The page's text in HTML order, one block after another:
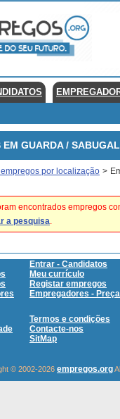
GUARDA / SABUGAL
empregos por localização >
encontrados empregos
a pesquisa.
Entrar - Candidatos
Meu currículo
Registar empregos
Empregadores -
Termos e condições
Contacte-nos
SitMap
© 2002-2026 empregos.org